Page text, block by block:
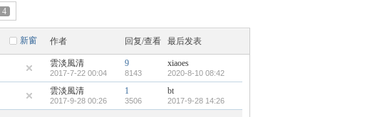
4
新窗 作者 回复/查看 最后发表
雲淡風清
2017-7-22 00:04
9
8143
xiaoes
2020-8-10 08:42
雲淡風清
2017-9-28 00:26
1
3506
bt
2017-9-28 14:26